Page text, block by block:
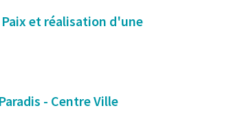
et réalisation d'une
- Centre Ville